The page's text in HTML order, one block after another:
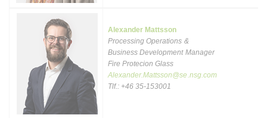
Alexander Mattsson
Processing Operations &
Business Development Manager
Fire Protecion Glass
Alexander.Mattsson@se.nsg.com
Tlf.: +46 35-153001